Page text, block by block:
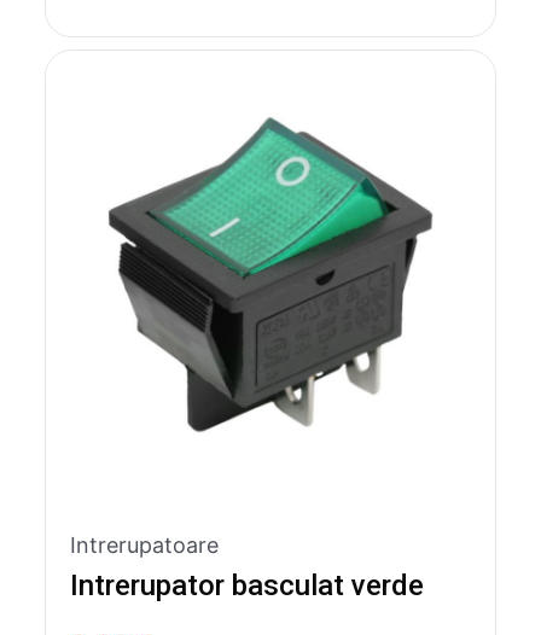
Intrerupatoare
Intrerupator basculat verde